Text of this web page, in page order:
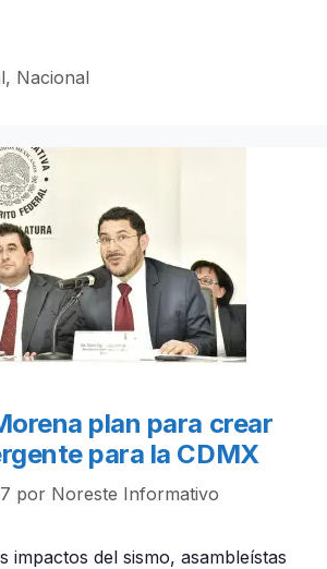
, Nacional
plan para crear
para la CDMX
por Noreste Informativo
impactos del sismo, asambleístas